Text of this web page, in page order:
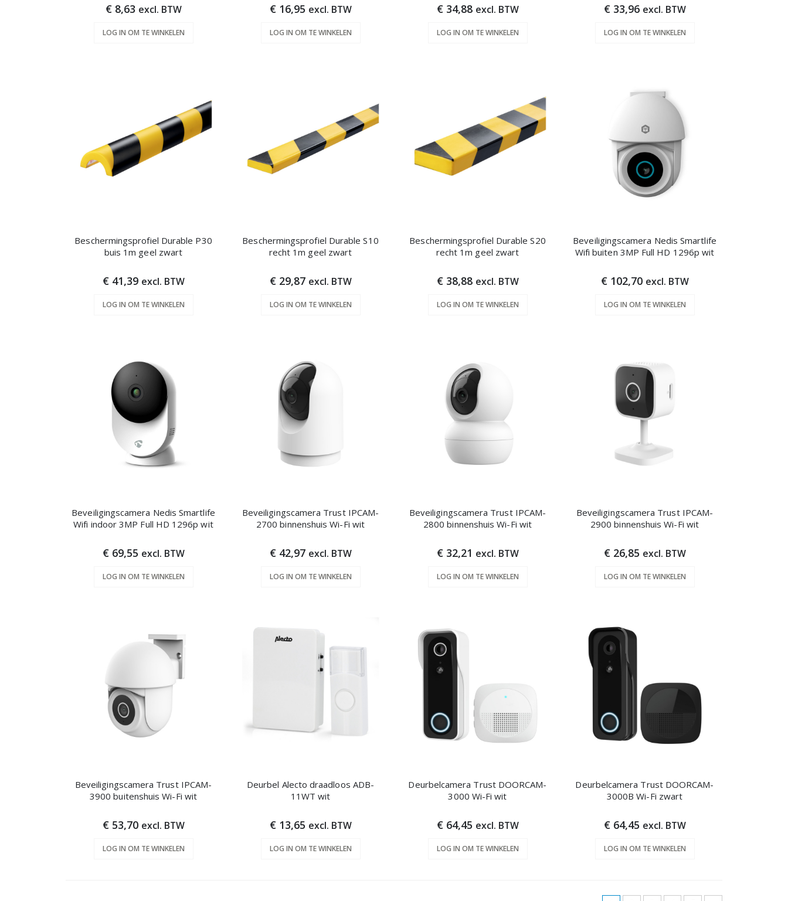
€ 8,63 excl. BTW
LOG IN OM TE WINKELEN
€ 16,95 excl. BTW
LOG IN OM TE WINKELEN
€ 34,88 excl. BTW
LOG IN OM TE WINKELEN
€ 33,96 excl. BTW
LOG IN OM TE WINKELEN
Beschermingsprofiel Durable P30
buis 1m geel zwart
€ 41,39 excl. BTW
LOG IN OM TE WINKELEN
Beschermingsprofiel Durable S10
recht 1m geel zwart
€ 29,87 excl. BTW
LOG IN OM TE WINKELEN
Beschermingsprofiel Durable S20
recht 1m geel zwart
€ 38,88 excl. BTW
LOG IN OM TE WINKELEN
Beveiligingscamera Nedis Smartlife
Wifi buiten 3MP Full HD 1296p wit
€ 102,70 excl. BTW
LOG IN OM TE WINKELEN
Beveiligingscamera Nedis Smartlife
Wifi indoor 3MP Full HD 1296p wit
€ 69,55 excl. BTW
LOG IN OM TE WINKELEN
Beveiligingscamera Trust IPCAM-
2700 binnenshuis Wi-Fi wit
€ 42,97 excl. BTW
LOG IN OM TE WINKELEN
Beveiligingscamera Trust IPCAM-
2800 binnenshuis Wi-Fi wit
€ 32,21 excl. BTW
LOG IN OM TE WINKELEN
Beveiligingscamera Trust IPCAM-
2900 binnenshuis Wi-Fi wit
€ 26,85 excl. BTW
LOG IN OM TE WINKELEN
Beveiligingscamera Trust IPCAM-
3900 buitenshuis Wi-Fi wit
€ 53,70 excl. BTW
LOG IN OM TE WINKELEN
Deurbel Alecto draadloos ADB-
11WT wit
€ 13,65 excl. BTW
LOG IN OM TE WINKELEN
Deurbelcamera Trust DOORCAM-
3000 Wi-Fi wit
€ 64,45 excl. BTW
LOG IN OM TE WINKELEN
Deurbelcamera Trust DOORCAM-
3000B Wi-Fi zwart
€ 64,45 excl. BTW
LOG IN OM TE WINKELEN